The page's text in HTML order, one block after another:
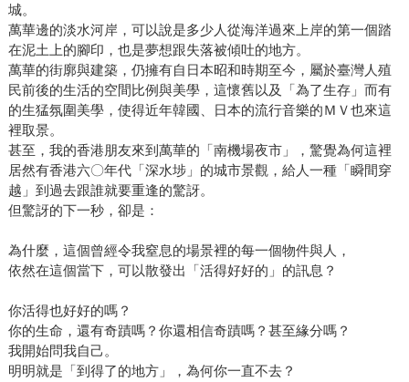
城。
萬華邊的淡水河岸，可以說是多少人從海洋過來上岸的第一個踏
在泥土上的腳印，也是夢想跟失落被傾吐的地方。
萬華的街廓與建築，仍擁有自日本昭和時期至今，屬於臺灣人殖
民前後的生活的空間比例與美學，這懷舊以及「為了生存」而有
的生猛氛圍美學，使得近年韓國、日本的流行音樂的ＭＶ也來這
裡取景。
甚至，我的香港朋友來到萬華的「南機場夜市」，驚覺為何這裡
居然有香港六〇年代「深水埗」的城市景觀，給人一種「瞬間穿
越」到過去跟誰就要重逢的驚訝。
但驚訝的下一秒，卻是：
為什麼，這個曾經令我窒息的場景裡的每一個物件與人，
依然在這個當下，可以散發出「活得好好的」的訊息？
你活得也好好的嗎？
你的生命，還有奇蹟嗎？你還相信奇蹟嗎？甚至緣分嗎？
我開始問我自己。
明明就是「到得了的地方」，為何你一直不去？